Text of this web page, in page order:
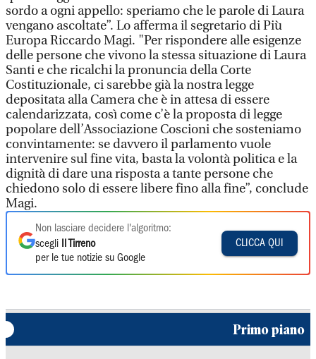
sordo a ogni appello: speriamo che le parole di Laura
vengano ascoltate”. Lo afferma il segretario di Più
Europa Riccardo Magi. "Per rispondere alle esigenze
delle persone che vivono la stessa situazione di Laura
Santi e che ricalchi la pronuncia della Corte
Costituzionale, ci sarebbe già la nostra legge
depositata alla Camera che è in attesa di essere
calendarizzata, così come c’è la proposta di legge
popolare dell’Associazione Coscioni che sosteniamo
convintamente: se davvero il parlamento vuole
intervenire sul fine vita, basta la volontà politica e la
dignità di dare una risposta a tante persone che
chiedono solo di essere libere fino alla fine”, conclude
Magi.
Non lasciare decidere l'algoritmo:
scegli
Il Tirreno
per le tue notizie su Google
CLICCA QUI
Primo piano